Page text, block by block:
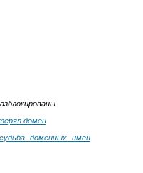
домен
доменных имен